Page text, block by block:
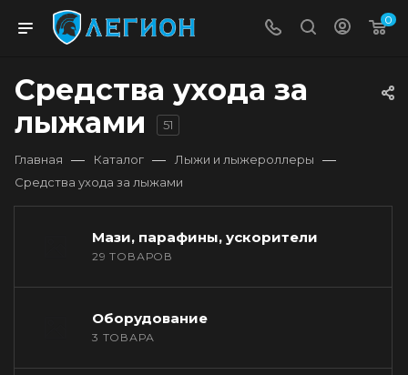
0
Средства ухода за
лыжами
51
Главная — Каталог — Лыжи и лыжероллеры —
Средства ухода за лыжами
Мази, парафины, ускорители
29 ТОВАРОВ
Оборудование
3 ТОВАРА